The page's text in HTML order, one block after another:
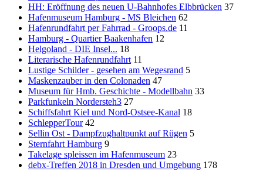
HH: Eröffnung des neuen U-Bahnhofes Elbbrücken 37
Hafenmuseum Hamburg - MS Bleichen 62
Hafenrundfahrt per Fahrrad - Groops.de 11
Hamburg - Quartier Baakenhafen 12
Helgoland - DIE Insel... 18
Literarische Hafenrundfahrt 11
Lustige Schilder - gesehen am Wegesrand 5
Maskenzauber in den Colonaden 47
Museum für Hmb. Geschichte - Modellbahn 33
Parkfunkeln Nordersteh3 27
Schiffsfahrt Kiel und Nord-Ostsee-Kanal 18
SchlepperTour 42
Sellin Ost - Dampfzughaltpunkt auf Rügen 5
Sternfahrt Hamburg 9
Takelage spleissen im Hafenmuseum 23
debx-Treffen 2018 in Dresden und Umgebung 178